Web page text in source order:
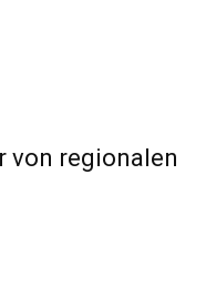
von regionalen